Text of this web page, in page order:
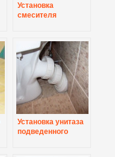
Установка
смесителя
Установка унитаза
подведенного